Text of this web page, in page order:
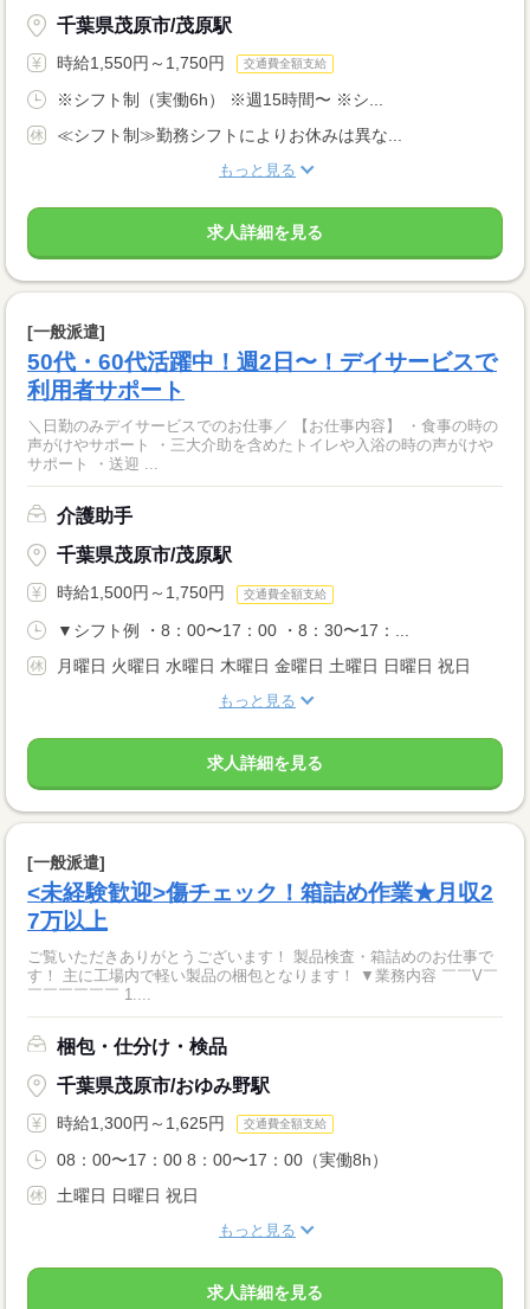
千葉県茂原市/茂原駅
時給1,550円～1,750円 交通費全額支給
※シフト制（実働6h） ※週15時間〜 ※シ...
≪シフト制≫勤務シフトによりお休みは異な...
もっと見る
求人詳細を見る
[一般派遣]
50代・60代活躍中！週2日〜！デイサービスで
利用者サポート
＼日勤のみデイサービスでのお仕事／ 【お仕事内容】 ・食事の時の
声がけやサポート ・三大介助を含めたトイレや入浴の時の声がけや
サポート ・送迎 ...
介護助手
千葉県茂原市/茂原駅
時給1,500円～1,750円 交通費全額支給
▼シフト例 ・8：00〜17：00 ・8：30〜17：...
月曜日 火曜日 水曜日 木曜日 金曜日 土曜日 日曜日 祝日
もっと見る
求人詳細を見る
[一般派遣]
<未経験歓迎>傷チェック！箱詰め作業★月収2
7万以上
ご覧いただきありがとうございます！ 製品検査・箱詰めのお仕事で
す！ 主に工場内で軽い製品の梱包となります！ ▼業務内容 ￣￣V￣
￣￣￣￣￣￣ 1....
梱包・仕分け・検品
千葉県茂原市/おゆみ野駅
時給1,300円～1,625円 交通費全額支給
08：00〜17：00 8：00〜17：00（実働8h）
土曜日 日曜日 祝日
もっと見る
求人詳細を見る